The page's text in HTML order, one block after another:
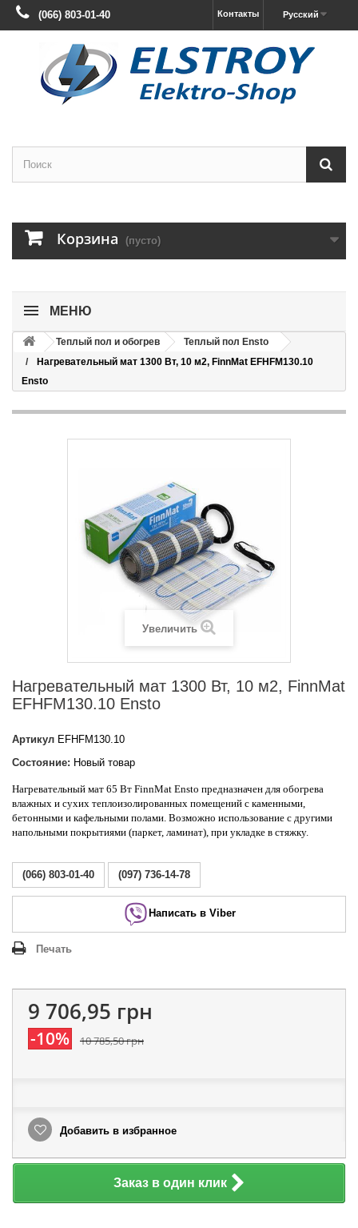
Русский
Контакты
(066) 803-01-40
Корзина (пусто)
МЕНЮ
Теплый пол и обогрев
Теплый пол Ensto
Нагревательный мат 1300 Вт, 10 м2, FinnMat EFHFM130.10
Ensto
Увеличить
Нагревательный мат 1300 Вт, 10 м2, FinnMat
EFHFM130.10 Ensto
Артикул EFHFM130.10
Состояние: Новый товар
Нагревательный мат 65 Вт FinnMat Ensto предназначен для обогрева
влажных и сухих теплоизолированных помещений с каменными,
бетонными и кафельными полами. Возможно использование с другими
напольными покрытиями (паркет, ламинат), при укладке в стяжку.
(066) 803-01-40 (097) 736-14-78
Написать в Viber
Печать
9 706,95 грн
-10% 10 785,50 грн
Добавить в избранное
Заказ в один клик